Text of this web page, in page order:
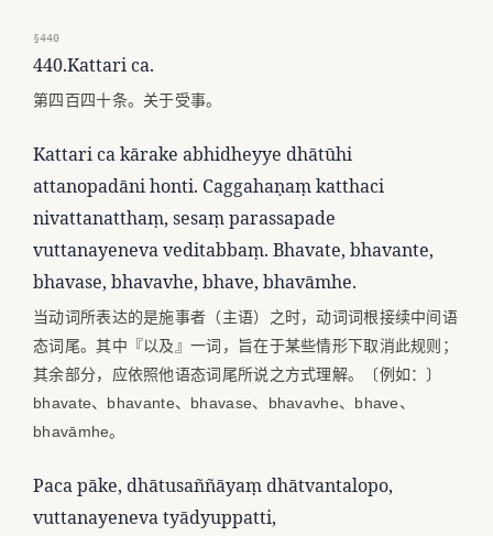
§440
440.Kattari ca.
第四百四十条。关于受事。
Kattari ca kārake abhidheyye dhātūhi
attanopadāni honti. Caggahaṇaṃ katthaci
nivattanatthaṃ, sesaṃ parassapade
vuttanayeneva veditabbaṃ. Bhavate, bhavante,
bhavase, bhavavhe, bhave, bhavāmhe.
当动词所表达的是施事者（主语）之时，动词词根接续中间语
态词尾。其中『以及』一词，旨在于某些情形下取消此规则；
其余部分，应依照他语态词尾所说之方式理解。〔例如：〕
bhavate、bhavante、bhavase、bhavavhe、bhave、
bhavāmhe。
Paca pāke, dhātusaññāyaṃ dhātvantalopo,
vuttanayeneva tyādyuppatti,